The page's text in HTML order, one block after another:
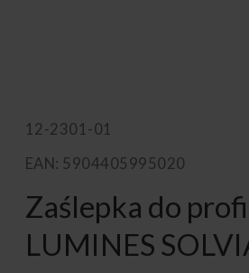
12-2301-01
EAN: 5904405995020
Zaślepka do
LUMINES